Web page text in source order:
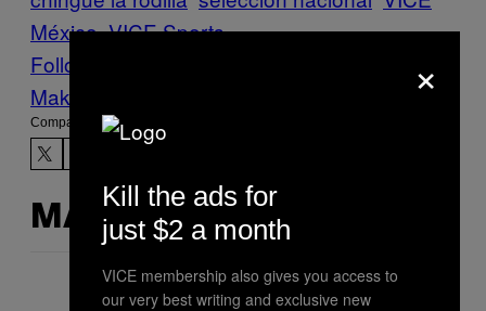
México VICE Sports
Follow Us On Discover
Make Us Preferred In Top Stories
Compartir:
MÁS DE LO MISMO
×
Kill the ads for
just $2 a month
VICE membership also gives you access to
our very best writing and exclusive new